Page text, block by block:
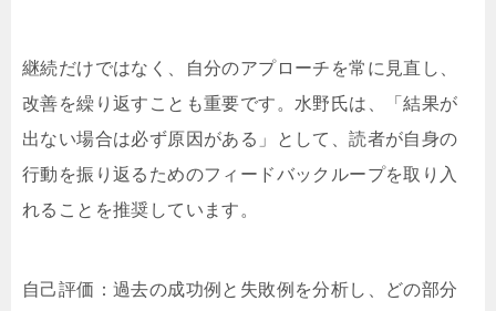
継続だけではなく、自分のアプローチを常に見直し、
改善を繰り返すことも重要です。水野氏は、「結果が
出ない場合は必ず原因がある」として、読者が自身の
行動を振り返るためのフィードバックループを取り入
れることを推奨しています。
自己評価：過去の成功例と失敗例を分析し、どの部分